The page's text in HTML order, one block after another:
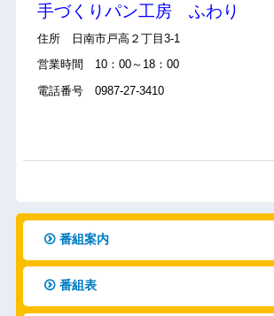
手づくりパン工房 ふわり
住所 日南市戸高２丁目3-1
営業時間 10：00～18：00
電話番号 0987-27-3410
番組案内
番組表